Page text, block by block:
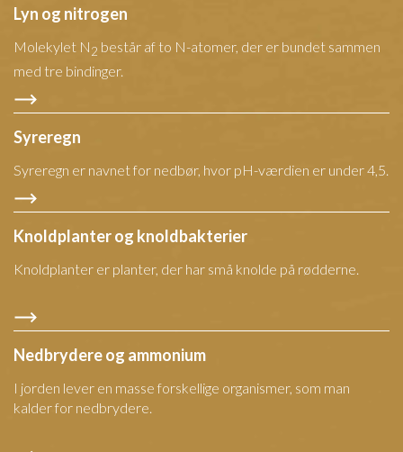
Lyn og nitrogen
Molekylet N2 består af to N-atomer, der er bundet sammen
med tre bindinger.
Syreregn
Syreregn er navnet for nedbør, hvor pH-værdien er under 4,5.
Knoldplanter og knoldbakterier
Knoldplanter er planter, der har små knolde på rødderne.
Nedbrydere og ammonium
I jorden lever en masse forskellige organismer, som man
kalder for nedbrydere.